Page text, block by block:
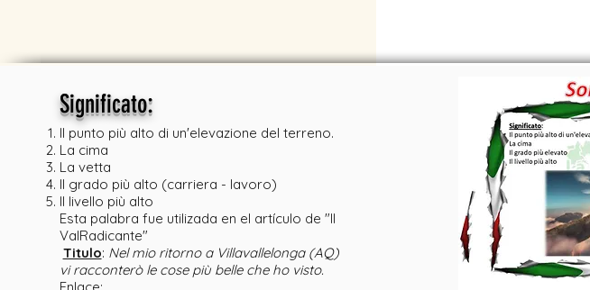
Significato:
Il punto più alto di un'elevazione del terreno.
La cima
La vetta
Il grado più alto (carriera - lavoro)
Il livello più alto
Esta palabra fue utilizada en el artículo de "Il
ValRadicante"
Titulo: Nel mio ritorno a Villavallelonga (AQ)
vi racconterò le cose più belle che ho visto.